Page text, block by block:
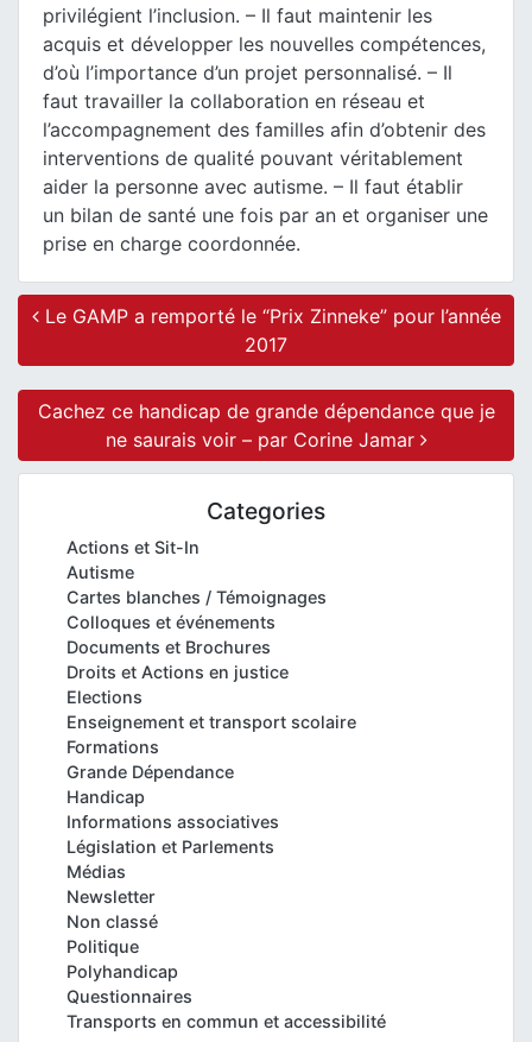
privilégient l’inclusion. – Il faut maintenir les
acquis et développer les nouvelles compétences,
d’où l’importance d’un projet personnalisé. – Il
faut travailler la collaboration en réseau et
l’accompagnement des familles afin d’obtenir des
interventions de qualité pouvant véritablement
aider la personne avec autisme. – Il faut établir
un bilan de santé une fois par an et organiser une
prise en charge coordonnée.
Post navigation
Le GAMP a remporté le “Prix Zinneke” pour l’année
2017
Cachez ce handicap de grande dépendance que je
ne saurais voir – par Corine Jamar
Categories
Actions et Sit-In
Autisme
Cartes blanches / Témoignages
Colloques et événements
Documents et Brochures
Droits et Actions en justice
Elections
Enseignement et transport scolaire
Formations
Grande Dépendance
Handicap
Informations associatives
Législation et Parlements
Médias
Newsletter
Non classé
Politique
Polyhandicap
Questionnaires
Transports en commun et accessibilité